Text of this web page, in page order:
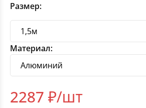
Размер:
Материал:
2287 ₽/шт